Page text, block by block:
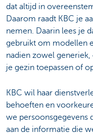
dat altijd in
Daarom raadt KBC je
nemen. Daarin lees je
gebruikt om modellen
nadien zowel
je gezin toepassen of
KBC wil haar
behoeften en
we persoonsgegevens
aan de informatie die